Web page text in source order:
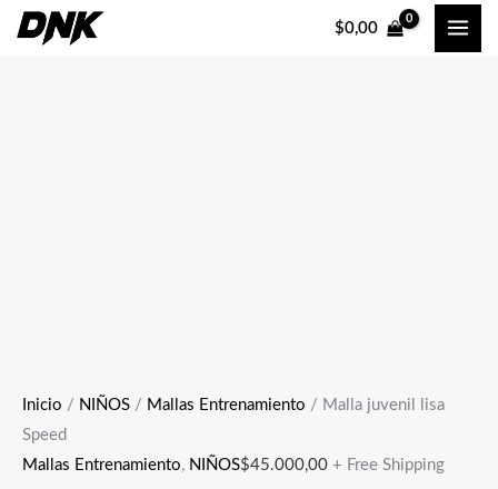
$0,00
Inicio / NIÑOS / Mallas Entrenamiento / Malla juvenil lisa
Speed
Mallas Entrenamiento, NIÑOS$45.000,00 + Free Shipping
Malla
juvenil